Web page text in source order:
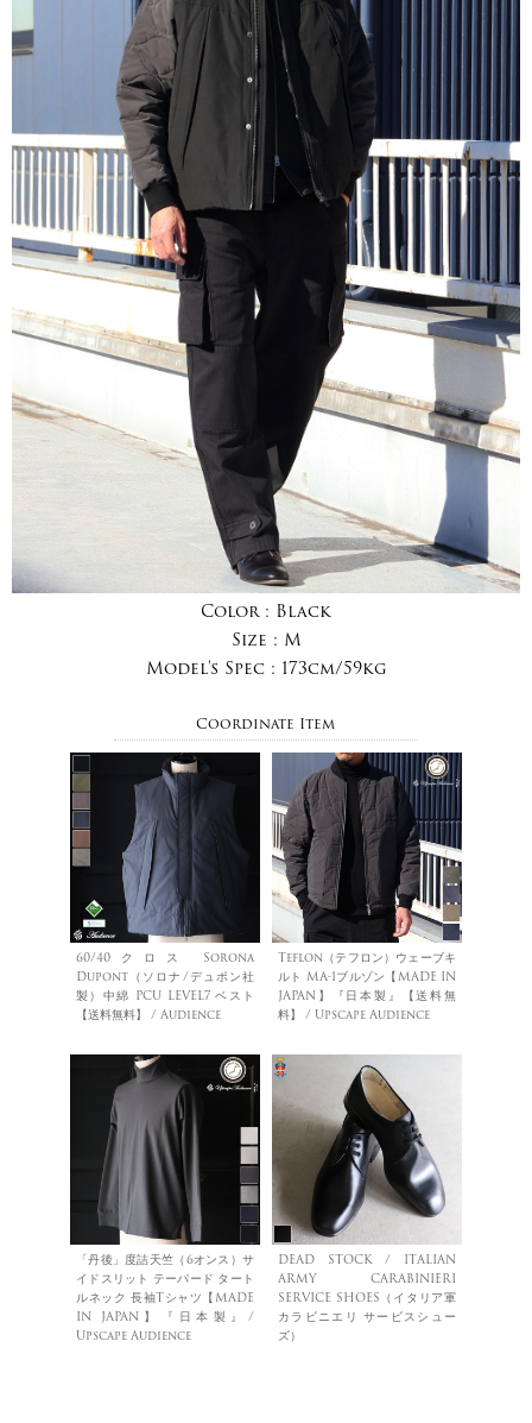
Color : Black
Size : M
Model's Spec : 173cm/59kg
Coordinate Item
60/40クロス Sorona
Dupont（ソロナ/デュポン社
製）中綿 PCU LEVEL7 ベスト
【送料無料】 / Audience
Teflon（テフロン）ウェーブキ
ルト MA-1ブルゾン【MADE IN
JAPAN】『日本製』【送料無
料】 / Upscape Audience
「丹後」度詰天竺（6オンス）サ
イドスリット テーパード タート
ルネック 長袖Tシャツ【MADE
IN JAPAN】『日本製』/
Upscape Audience
DEAD STOCK / ITALIAN
ARMY CARABINIERI
SERVICE SHOES（イタリア軍
カラビニエリ サービスシュー
ズ）